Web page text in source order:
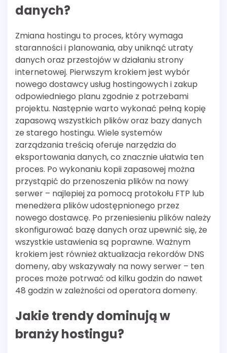
danych?
Zmiana hostingu to proces, który wymaga
staranności i planowania, aby uniknąć utraty
danych oraz przestojów w działaniu strony
internetowej. Pierwszym krokiem jest wybór
nowego dostawcy usług hostingowych i zakup
odpowiedniego planu zgodnie z potrzebami
projektu. Następnie warto wykonać pełną kopię
zapasową wszystkich plików oraz bazy danych
ze starego hostingu. Wiele systemów
zarządzania treścią oferuje narzędzia do
eksportowania danych, co znacznie ułatwia ten
proces. Po wykonaniu kopii zapasowej można
przystąpić do przenoszenia plików na nowy
serwer – najlepiej za pomocą protokołu FTP lub
menedżera plików udostępnionego przez
nowego dostawcę. Po przeniesieniu plików należy
skonfigurować bazę danych oraz upewnić się, że
wszystkie ustawienia są poprawne. Ważnym
krokiem jest również aktualizacja rekordów DNS
domeny, aby wskazywały na nowy serwer – ten
proces może potrwać od kilku godzin do nawet
48 godzin w zależności od operatora domeny.
Jakie trendy dominują w
branży hostingu?